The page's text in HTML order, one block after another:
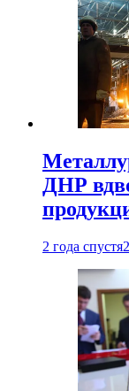
ДНР
2 года спустя